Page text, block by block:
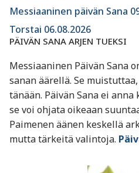
Messiaaninen päivän Sana
Torstai 06.08.2026
PÄIVÄN SANA ARJEN TUEKSI
Messiaaninen Päivän Sana
sanan äärellä. Se
tänään. Päivän Sana ei
se voi ohjata oikeaan
Paimenen äänen keskellä
mutta tärkeitä valintoja.